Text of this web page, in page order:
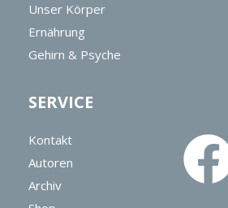
Unser Körper
Ernährung
Gehirn & Psyche
SERVICE
Kontakt
Autoren
Archiv